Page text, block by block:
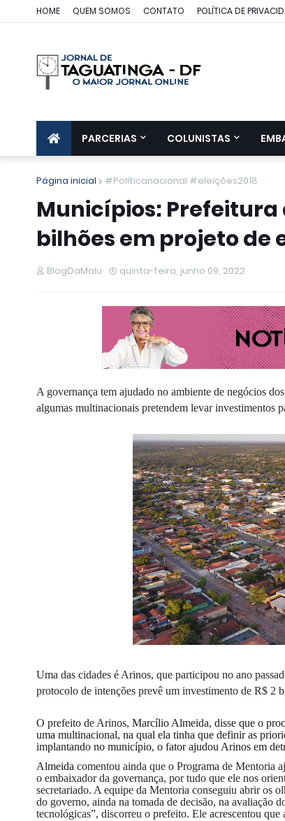
HOME QUEM SOMOS CONTATO POLÍTICA DE
PARCERIAS COLUNISTAS
Página inicial #Políticanacional #eleições2018
Municípios: Prefeitura
bilhões em projeto
BlogDaMalu quinta-feira, junho 09, 2022
A governança tem ajudado no ambiente de negócios
algumas multinacionais pretendem levar investimentos
Uma das cidades é Arinos, que participou no ano
protocolo de intenções prevê um investimento de R$ 2
O prefeito de Arinos, Marcílio Almeida, disse que o
uma multinacional, na qual ela tinha que definir as
implantando no município, o fator ajudou Arinos em
Almeida comentou ainda que o Programa de Mentoria
o embaixador da governança, por tudo que ele nos
secretariado. A equipe da Mentoria conseguiu abrir os
do governo, ainda na tomada de decisão, na avaliação
tecnológicas”, discorreu o prefeito. Ele acrescentou